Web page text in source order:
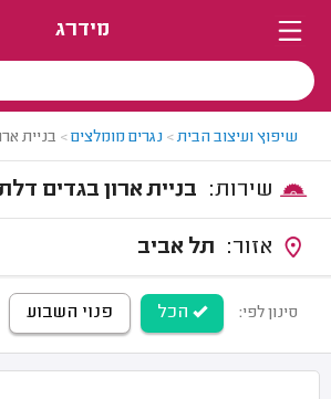
מידרג
שיפוץ ועיצוב הבית> נגרים מומלצים> בניית
בניית ארון בגדים
תל אביב
סינון לפי: הכל פנוי השבוע